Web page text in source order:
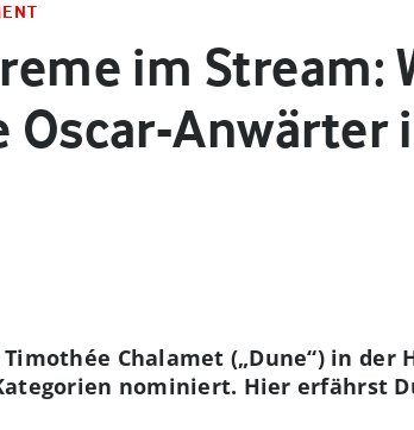
im Stream:
Oscar-Anwärter
Chalamet („Dune“) in der
nominiert. Hier erfährst